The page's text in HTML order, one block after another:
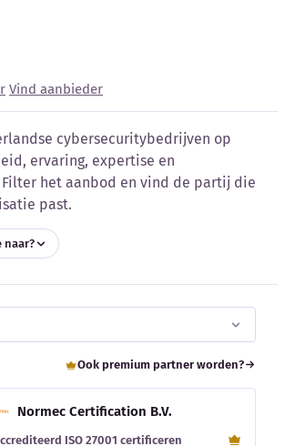
Vind aanbieder
cybersecuritybedrijven op
ervaring, expertise en
het aanbod en vind de partij die
past.
naar?
Ook premium partner worden?
Normec Certification B.V.
ISO 27001 certificeren